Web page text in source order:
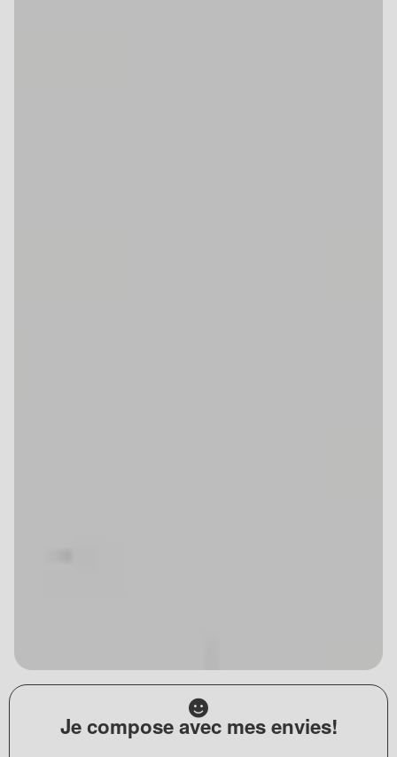
Je compose avec mes envies!